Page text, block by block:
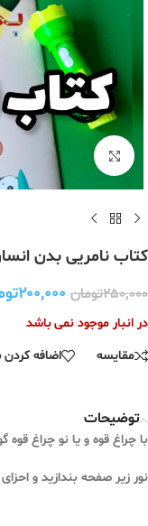
برای بزرگنمایی
کتاب نامریی بدن
۲۵۰,۰۰۰تومان ۲۰۰,۰۰۰
در انبار موجود نمی باشد
مقایسه
اضافه کردن
توضیحات
با چراغ قوه و یا نو چراغ قوه
نور زیر صفحه بندازید و